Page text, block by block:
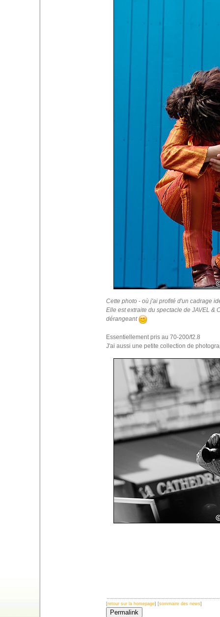
Cette photo - où j'ai profité d'un cadrage
Elle est extraite du spectacle de JAVEL &
dérangeant
Essentiellement pris au 70-200/f2.8
J'ai aussi une petite collection de
[retour sur la homepage] [sommaire des news]